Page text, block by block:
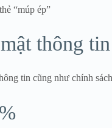
“múp ép”
thông tin
tin cũng như chính